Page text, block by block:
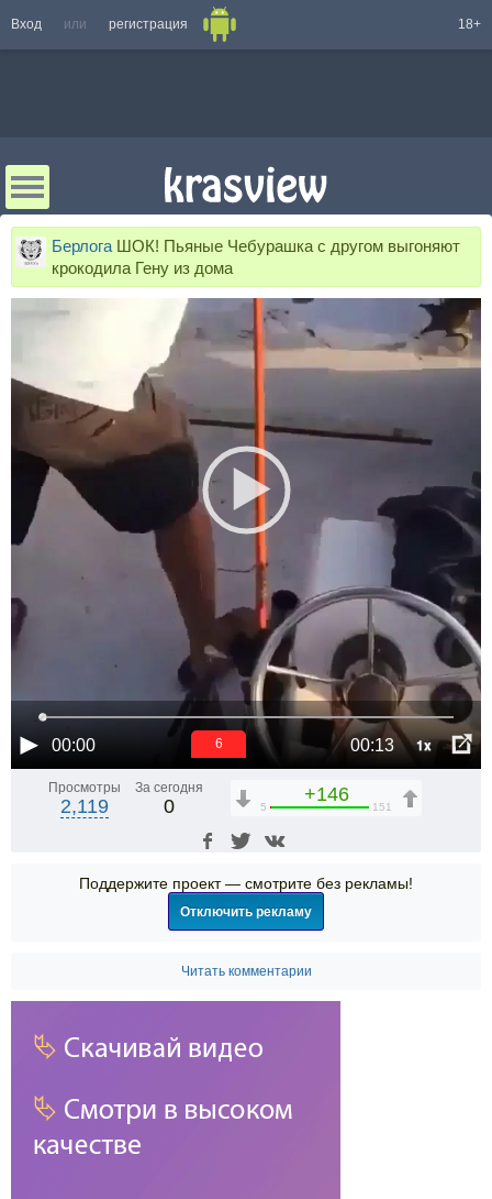
Вход или регистрация 18+
Берлога ШОК! Пьяные Чебурашка с другом выгоняют
крокодила Гену из дома
00:00 00:13 1x
6
Просмотры
2,119
За сегодня
0
+146
5 151
Поддержите проект — смотрите без рекламы!
Отключить рекламу
Читать комментарии